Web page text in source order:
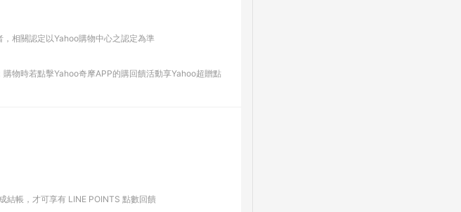
相關認定以Yahoo購物中心之認定為準
物時若點擊Yahoo奇摩APP的購回饋活動享Yahoo超贈點
結帳，才可享有 LINE POINTS 點數回饋